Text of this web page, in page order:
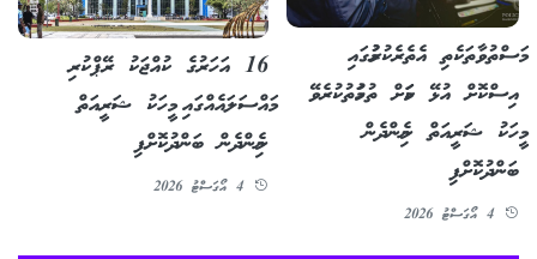
މަސްތުވާތަކެތި އެތެރެކުރުމުގައި
އިސްކޮށް އުޅޭ ކަމަށް ތުހުމަތުކުރެވޭ
މީހަކު ޝަރީއަތް ނިމެންދެން
ބަންދުކޮށްފި
4 އޯގަސްޓު 2026
16 އަހަރުގެ ކުއްޖަކު ރޭޕްކުރި
މައްސަލައެއްގައި މީހަކު ޝަރީއަތް
ނިމެންދެން ބަންދުކޮށްފި
4 އޯގަސްޓު 2026